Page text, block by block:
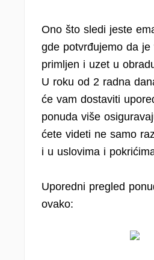
Ono što sledi jeste
gde potvrđujemo da je
primljen i uzet u
U roku od 2 radna
će vam dostaviti
ponuda više
ćete videti ne samo
i u uslovima i
Uporedni pregled
ovako: